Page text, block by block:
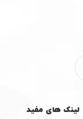
لینک های مفید